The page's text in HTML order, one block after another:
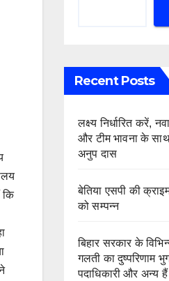
कि
Recent Posts
लक्ष्य निर्धारित करें,
और टीम भावना के
अनुप दास
बेतिया एसपी की
को सम्पन्न
बिहार सरकार के
गलती का दुष्परिणाम
पदाधिकारी और अन्य हैं